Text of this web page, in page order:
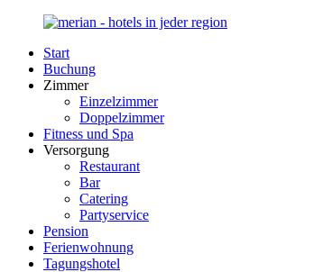
Zurück
Inhalt
Merian-
Hotel.de
Portal
Unterkunft
Deutschland
Start
Buchung
Zimmer
Einzelzimmer
Doppelzimmer
Fitness und Spa
Versorgung
Restaurant
Bar
Catering
Partyservice
Pension
Ferienwohnung
Tagungshotel